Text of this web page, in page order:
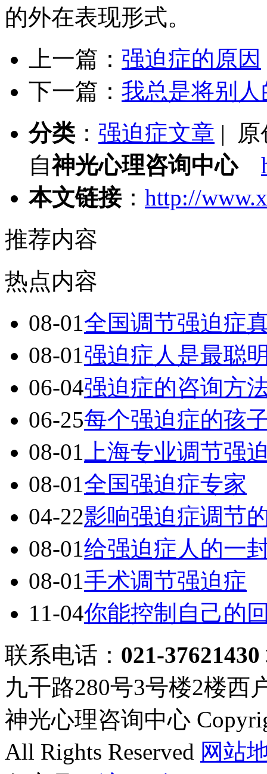
的外在表现形式。
上一篇： 强迫症的原因
下一篇： 我总是将别
分类： 强迫症文章 | 原
自神光心理咨询中心
本文链接： http://
推荐内容
热点内容
08-01全国调节强迫症
08-01强迫症人是最聪
06-04强迫症的咨询方
06-25每个强迫症的孩
08-01 上海专业调节强
08-01全国强迫症专家
04-22影响强迫症调节
08-01给强迫症人的一
08-01手术调节强迫症
11-04你能控制自己的
联系电话： 021-37621430
九干路280号3号楼2楼西
神光心理咨询中心
All Rights Reserved 网站